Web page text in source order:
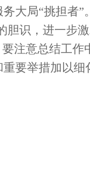
大局“挑担者”
胆识，进一步
要注意总结工作
要举措加以